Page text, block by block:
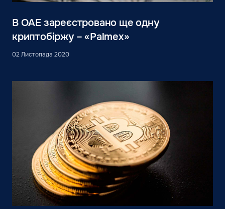
В ОАЕ зареєстровано ще одну
криптобіржу – «Palmex»
02 Листопада 2020